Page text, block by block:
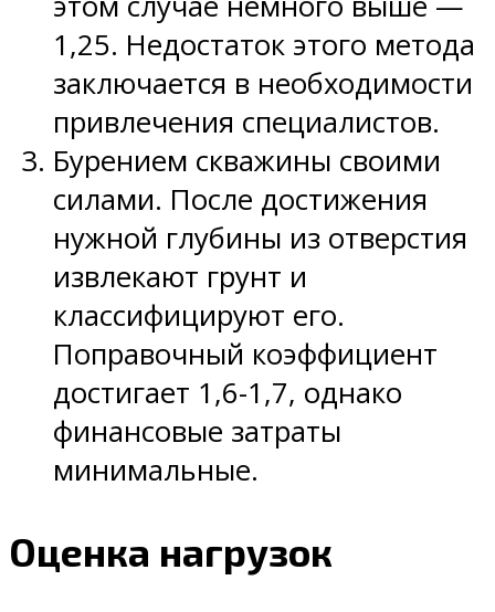
1,25. Недостаток этого метода
заключается в необходимости
привлечения специалистов.
Бурением скважины своими
силами. После достижения
нужной глубины из отверстия
извлекают грунт и
классифицируют его.
Поправочный коэффициент
достигает 1,6-1,7, однако
финансовые затраты
минимальные.
Оценка нагрузок